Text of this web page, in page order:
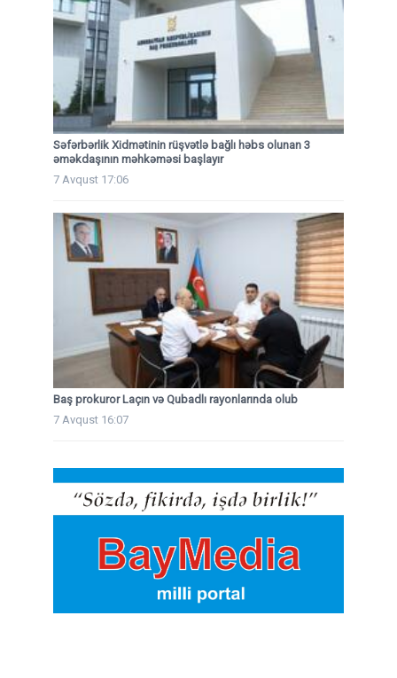
Səfərbərlik Xidmətinin rüşvətlə bağlı həbs olunan 3
əməkdaşının məhkəməsi başlayır
7 Avqust 17:06
Baş prokuror Laçın və Qubadlı rayonlarında olub
7 Avqust 16:07